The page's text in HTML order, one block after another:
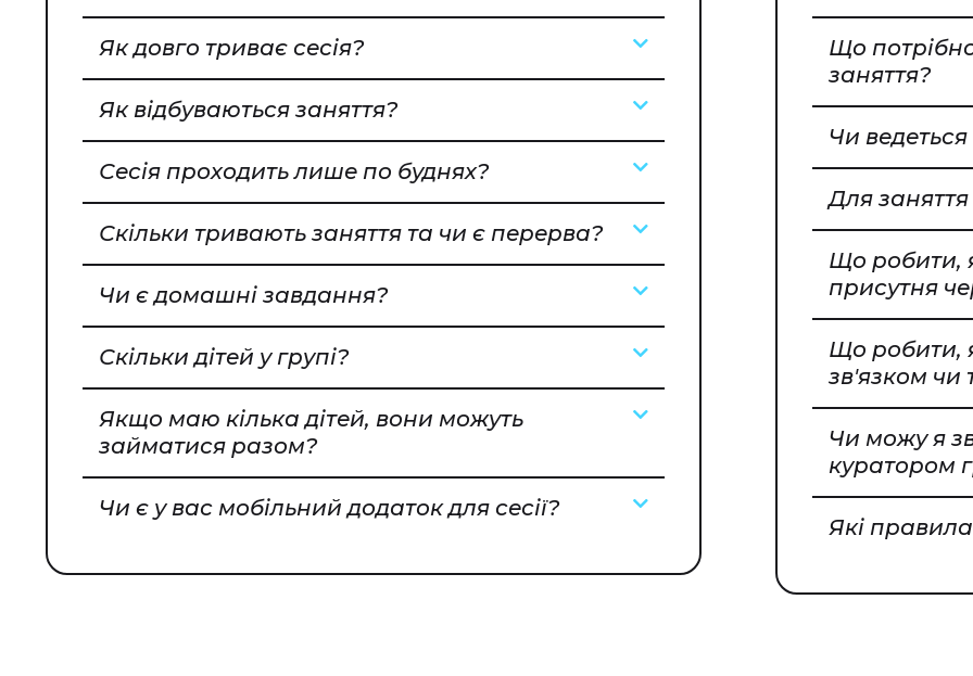
Як довго триває сесія?
Як відбуваються заняття?
Сесія проходить лише по буднях?
Скільки тривають заняття та чи є перерва?
Чи є домашні завдання?
Скільки дітей у групі?
Якщо маю кілька дітей, вони можуть
займатися разом?
Чи є у вас мобільний додаток для сесії?
Що
заняття?
Чи
Для
Що робити,
присутня
Що робити,
зв'язком чи
Чи можу я
куратором
Які